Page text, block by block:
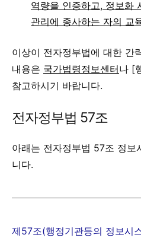
역량을 인증하고, 정보화
관리에 종사하는 자의 교
이상이 전자정부법에 대한 간
내용은 국가법령정보센터나 [
참고하시기 바랍니다.
전자정부법 57조
아래는 전자정부법 57조 정보
니다.
제57조(행정기관등의 정보시